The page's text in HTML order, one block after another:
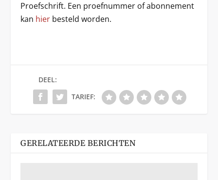
Proefschrift. Een proefnummer of abonnement
kan hier besteld worden.
DEEL:
TARIEF:
GERELATEERDE BERICHTEN